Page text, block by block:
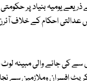
یومیہ بنیاد پر
عدالتی احکام کے خلاف
کی جانے والی مبینہ
افسران وملازمین سے